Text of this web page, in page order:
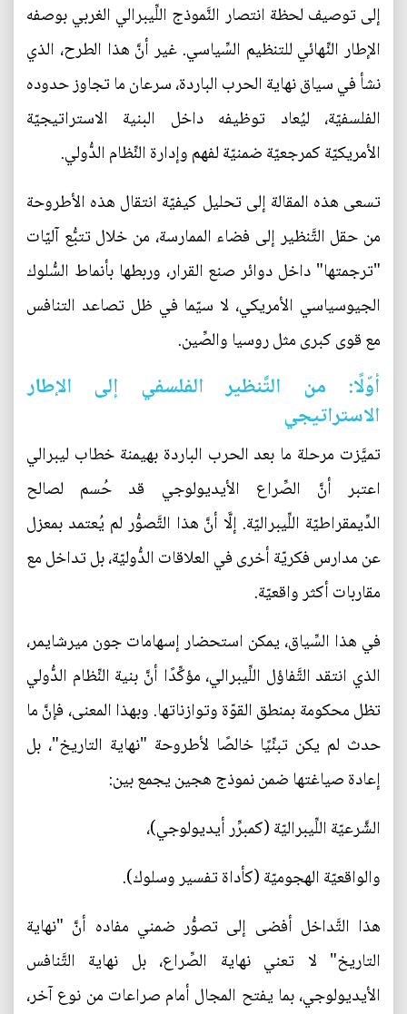
إلى توصيف لحظة انتصار النَّموذج اللِّيبرالي الغربي بوصفه
الإطار النِّهائي للتنظيم السِّياسي. غير أنَّ هذا الطرح، الذي
نشأ في سياق نهاية الحرب الباردة، سرعان ما تجاوز حدوده
الفلسفيّة، ليُعاد توظيفه داخل البنية الاستراتيجيّة
الأمريكيّة كمرجعيّة ضمنيّة لفهم وإدارة النِّظام الدُّولي.
تسعى هذه المقالة إلى تحليل كيفيّة انتقال هذه الأطروحة
من حقل التَّنظير إلى فضاء الممارسة، من خلال تتبُّع آليّات
"ترجمتها" داخل دوائر صنع القرار، وربطها بأنماط السُّلوك
الجيوسياسي الأمريكي، لا سيّما في ظل تصاعد التنافس
مع قوى كبرى مثل روسيا والصِّين.
أوّلًا: من التَّنظير الفلسفي إلى الإطار
الاستراتيجي
تميَّزت مرحلة ما بعد الحرب الباردة بهيمنة خطاب ليبرالي
اعتبر أنَّ الصِّراع الأيديولوجي قد حُسم لصالح
الدِّيمقراطيّة اللِّيبراليّة. إلَّا أنَّ هذا التَّصوُّر لم يُعتمد بمعزل
عن مدارس فكريّة أخرى في العلاقات الدُّوليّة، بل تداخل مع
مقاربات أكثر واقعيّة.
في هذا السِّياق، يمكن استحضار إسهامات جون ميرشايمر،
الذي انتقد التَّفاؤل اللِّيبرالي، مؤكِّدًا أنَّ بنية النِّظام الدُّولي
تظل محكومة بمنطق القوّة وتوازناتها. وبهذا المعنى، فإنَّ ما
حدث لم يكن تبنِّيًا خالصًا لأطروحة "نهاية التاريخ"، بل
إعادة صياغتها ضمن نموذج هجين يجمع بين:
الشَّرعيّة اللِّيبراليّة (كمبرِّر أيديولوجي)،
والواقعيّة الهجوميّة (كأداة تفسير وسلوك).
هذا التَّداخل أفضى إلى تصوُّر ضمني مفاده أنَّ "نهاية
التاريخ" لا تعني نهاية الصِّراع، بل نهاية التَّنافس
الأيديولوجي، بما يفتح المجال أمام صراعات من نوع آخر،